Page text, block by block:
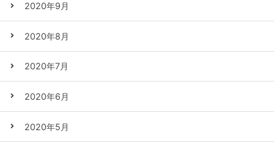
2020年9月
2020年8月
2020年7月
2020年6月
2020年5月